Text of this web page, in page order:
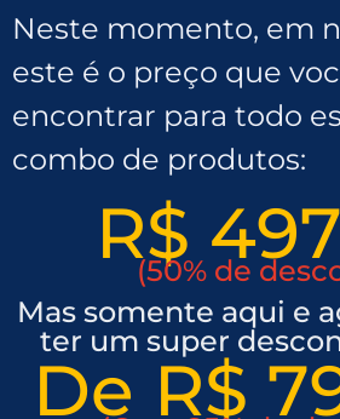
Neste momento, em
este é o preço que
encontrar para todo
combo de produtos:
R$
(50% de
Mas somente aqui e
ter um super
De R$